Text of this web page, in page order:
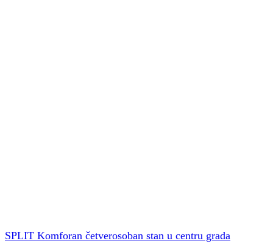
SPLIT Komforan četverosoban stan u centru grada